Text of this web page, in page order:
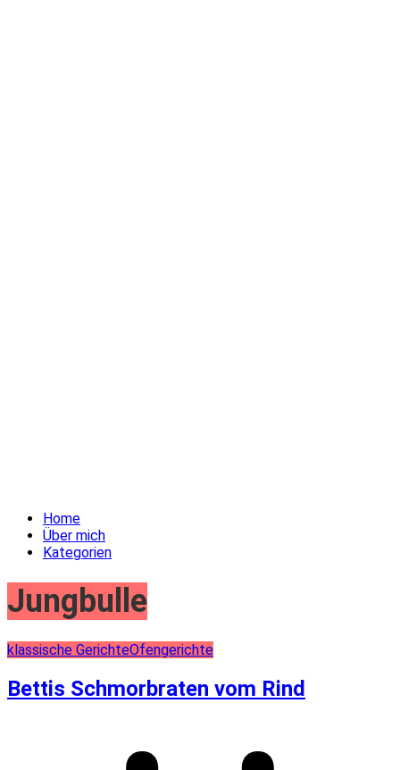
Home
Über mich
Kategorien
Jungbulle
klassische GerichteOfengerichte
Bettis Schmorbraten vom Rind